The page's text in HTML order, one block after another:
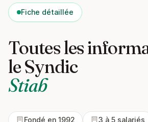
Fiche détaillée
Toutes les
le Syndic
Stiab
Fondé en 1992 3 à 5 salariés